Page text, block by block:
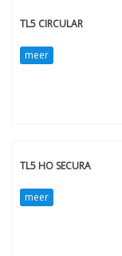
TL5 CIRCULAR
meer
TL5 HO SECURA
meer